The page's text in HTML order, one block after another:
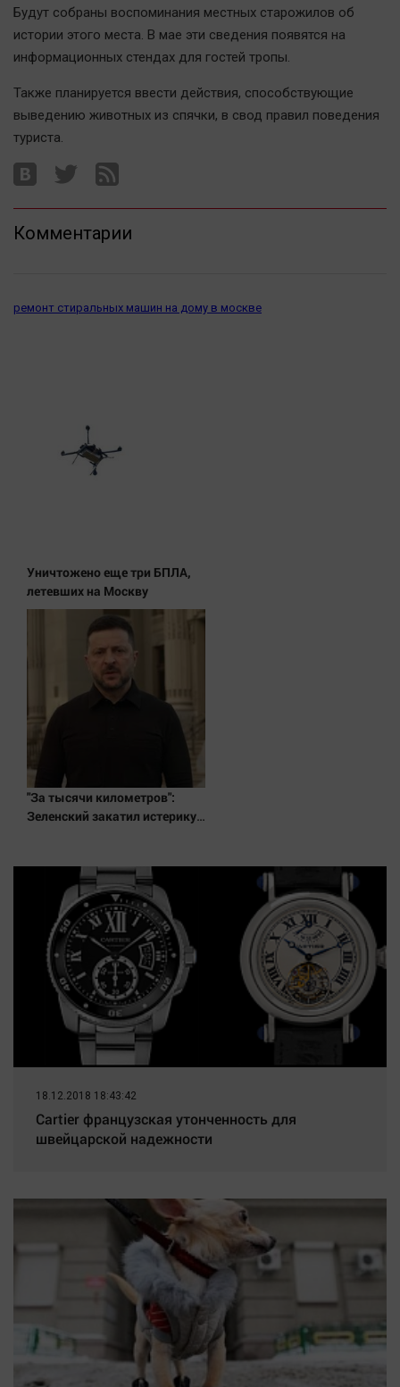
Спецпроект
Статистика
Челябинск космический
Другие рубрики
Bookworms
English version
Online-консультация
Интервью
Наука
Последняя инстанция
Светская жизнь
Точка на карте
Будут собраны воспоминания местных старожилов об
истории этого места. В мае эти сведения появятся на
информационных стендах для гостей тропы.
Также планируется ввести действия, способствующие
выведению животных из спячки, в свод правил поведения
туриста.
Комментарии
ремонт стиральных машин на дому в москве
Уничтожено еще три БПЛА,
летевших на Москву
"За тысячи километров":
Зеленский закатил истерику
18.12.2018 18:43:42
Cartier французская утонченность для
швейцарской надежности